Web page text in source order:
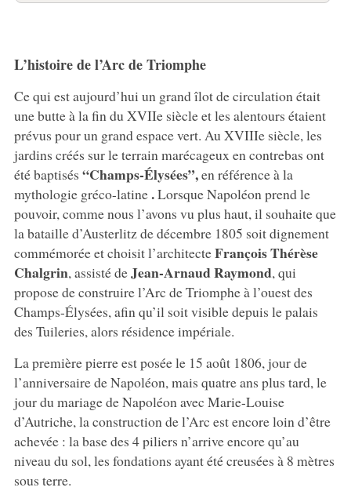
L’histoire de l’Arc de Triomphe
Ce qui est aujourd’hui un grand îlot de circulation était
une butte à la fin du XVIIe siècle et les alentours étaient
prévus pour un grand espace vert. Au XVIIIe siècle, les
jardins créés sur le terrain marécageux en contrebas ont
été baptisés “Champs-Élysées”,en référence à la
mythologie gréco-latine.Lorsque Napoléon prend le
pouvoir, comme nous l’avons vu plus haut, il souhaite que
la bataille d’Austerlitz de décembre 1805 soit dignement
commémorée et choisit l’architecteFrançois Thérèse
Chalgrin, assisté deJean-Arnaud Raymond, qui
propose de construire l’Arc de Triomphe à l’ouest des
Champs-Élysées, afin qu’il soit visible depuis le palais
des Tuileries, alors résidence impériale.
La première pierre est posée le 15 août 1806, jour de
l’anniversaire de Napoléon, mais quatre ans plus tard, le
jour du mariage de Napoléon avec Marie-Louise
d’Autriche, la construction de l’Arc est encore loin d’être
achevée : la base des 4 piliers n’arrive encore qu’au
niveau du sol, les fondations ayant été creusées à 8 mètres
sous terre.